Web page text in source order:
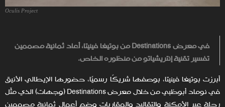
Oculis Project
في معرضDestinationsمن بوتيغا فينيتا، أعاد ثمانية مصممين
تفسير تقنية إنتريشياتو من منظوره الخاص.
أبرزت بوتيغا فينيتا، بوصفها شريكًا رسميًا، حضورها الإيطالي الأنيق
في نوماد أبوظبي من خلال معرض Destinations (وجهات) الذي مثّل